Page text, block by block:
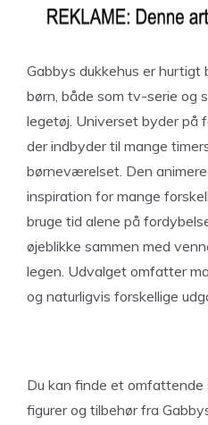
Gabbys dukkehus er
børn, både som tv-serie og
legetøj. Universet byder på
der indbyder til mange
børneværelset. Den
inspiration for mange
bruge tid alene på
øjeblikke sammen med
legen. Udvalget omfatter
og naturligvis forskellige
Du kan finde et omfattende
figurer og tilbehør fra